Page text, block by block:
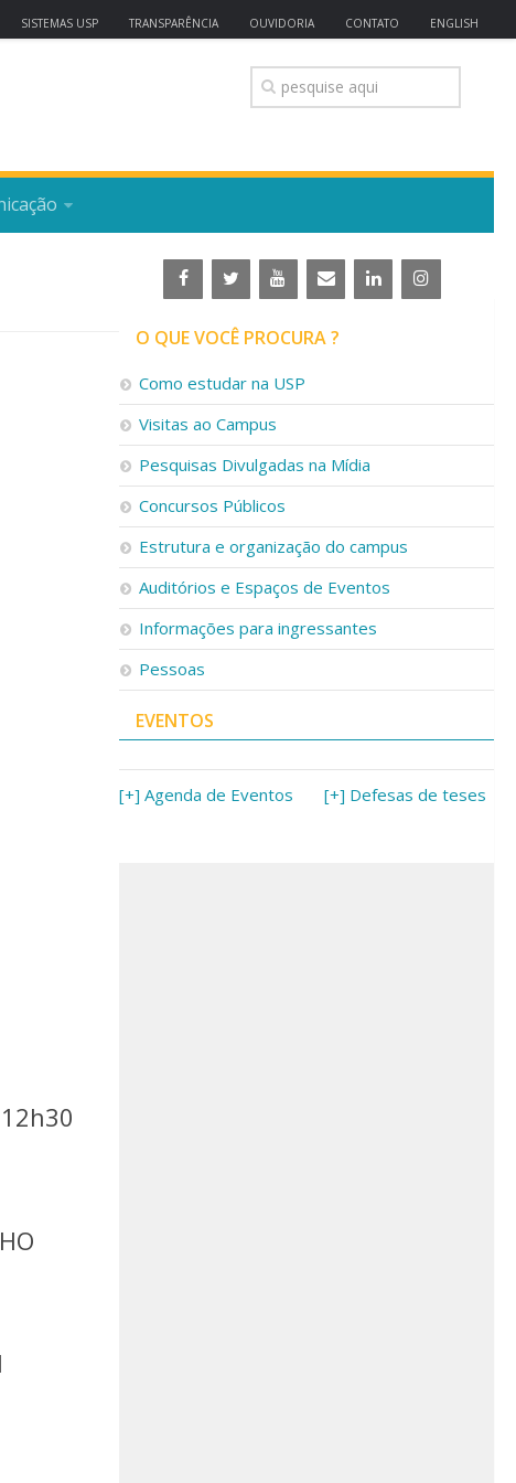
SISTEMAS USP TRANSPARÊNCIA OUVIDORIA CONTATO ENGLISH
O QUE VOCÊ PROCURA ?
Como estudar na USP
Visitas ao Campus
Pesquisas Divulgadas na Mídia
Concursos Públicos
Estrutura e organização do campus
Auditórios e Espaços de Eventos
Informações para ingressantes
Pessoas
EVENTOS
[+] Agenda de Eventos [+] Defesas de teses